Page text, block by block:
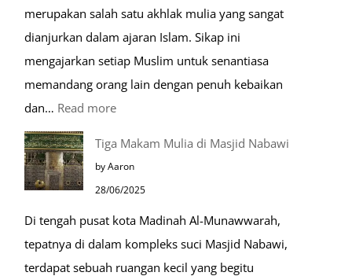
merupakan salah satu akhlak mulia yang sangat
dianjurkan dalam ajaran Islam. Sikap ini
mengajarkan setiap Muslim untuk senantiasa
memandang orang lain dengan penuh kebaikan
dan… Read more:
Sehari-
hari
Tiga Makam Mulia di Masjid Nabawi
by Aaron
28/06/2025
Di tengah pusat kota Madinah Al-Munawwarah,
tepatnya di dalam kompleks suci Masjid Nabawi,
terdapat sebuah ruangan kecil yang begitu